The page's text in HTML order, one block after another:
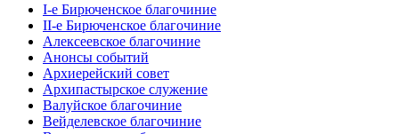
I-е Бирюченское благочиние
II-е Бирюченское благочиние
Алексеевское благочиние
Анонсы событий
Архиерейский совет
Архипастырское служение
Валуйское благочиние
Вейделевское благочиние